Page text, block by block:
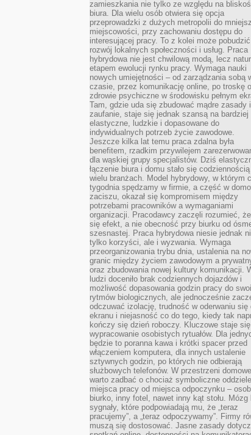
zamieszkania nie tylko ze względu na
biura. Dla wielu osób otwiera się opcja
przeprowadzki z dużych metropolii do
miejscowości, przy zachowaniu dostępu do
interesującej pracy. To z kolei może pobudzić
rozwój lokalnych społeczności i usług. Praca
hybrydowa nie jest chwilową modą, lecz
etapem ewolucji rynku pracy. Wymaga nauki
nowych umiejętności – od zarządzania sobą
czasie, przez komunikację online, po troskę o
zdrowie psychiczne w środowisku pełnym
Tam, gdzie uda się zbudować mądre zasady i
zaufanie, staje się jednak szansą na bardziej
elastyczne, ludzkie i dopasowane do
indywidualnych potrzeb życie zawodowe.
Jeszcze kilka lat temu praca zdalna była
benefitem, rzadkim przywilejem
dla wąskiej grupy specjalistów. Dziś
łączenie biura i domu stało się
wielu branżach. Model hybrydowy, w którym
tygodnia spędzamy w firmie, a część w
zaciszu, okazał się kompromisem między
potrzebami pracowników a wymaganiami
organizacji. Pracodawcy zaczęli rozumieć,
się efekt, a nie obecność przy biurku od
szesnastej. Praca hybrydowa niesie jednak
tylko korzyści, ale i wyzwania. Wymaga
przeorganizowania trybu dnia, ustalenia na
granic między życiem zawodowym a
oraz zbudowania nowej kultury komunikacji.
ludzi doceniło brak codziennych dojazdów i
możliwość dopasowania godzin pracy do
rytmów biologicznych, ale jednocześnie
odczuwać izolację, trudność w oderwaniu się
ekranu i niejasność co do tego, kiedy tak
kończy się dzień roboczy. Kluczowe staje się
wypracowanie osobistych rytuałów. Dla
będzie to poranna kawa i krótki spacer przed
włączeniem komputera, dla innych ustalenie
sztywnych godzin, po których nie odbierają
służbowych telefonów. W przestrzeni
warto zadbać o chociaż symboliczne
miejsca pracy od miejsca odpoczynku –
biurko, inny fotel, nawet inny kąt stołu. Mózg
sygnały, które podpowiadają mu, że „teraz
pracujemy”, a „teraz odpoczywamy”. Firmy
muszą się dostosować. Jasne zasady